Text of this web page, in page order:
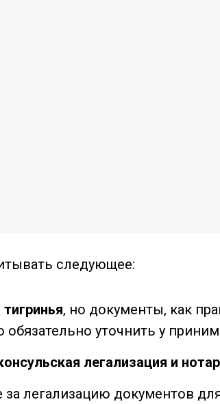
следующее:
, но документы, как
обязательно уточнить у
легализация и
легализацию документов